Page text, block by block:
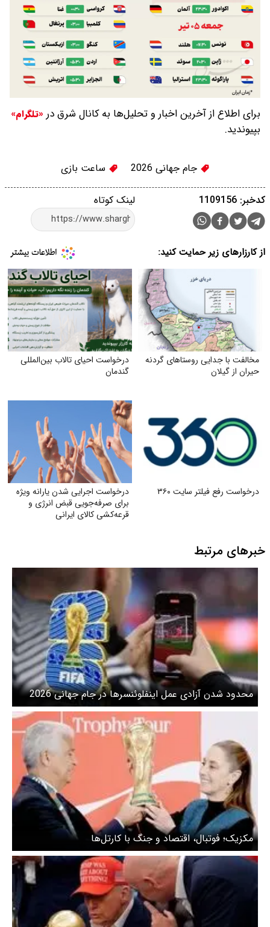
برای اطلاع از آخرین اخبار و تحلیل‌ها به کانال شرق در «تلگرام»
بپیوندید.
جام جهانی 2026 ساعت بازی
لینک کوتاه کدخبر: 1109156
از کارزارهای زیر حمایت کنید:
مخالفت با جدایی روستاهای گردنه
حیران از گیلان
درخواست احیای تالاب بین‌المللی
گندمان
درخواست رفع فیلتر سایت ۳۶۰
درخواست اجرایی شدن یارانه ویژه
برای صرفه‌جویی قبض انرژی و
قرعه‌کشی کالای ایرانی
خبرهای مرتبط
محدود شدن آزادی عمل اینفلوئنسرها در جام جهانی 2026
مکزیک؛ فوتبال، اقتصاد و جنگ با کارتل‌ها